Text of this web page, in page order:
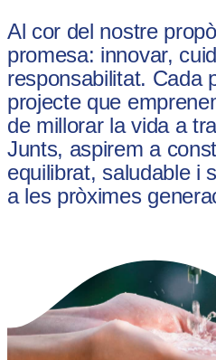
Al cor del nostre
promesa: innovar,
responsabilitat. Cada
projecte que
de millorar la vida a
Junts, aspirem a
equilibrat, saludable i
a les pròximes